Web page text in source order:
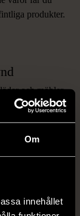
Om
innehållet
produkter.
och möbler
chansen att hitta
denna